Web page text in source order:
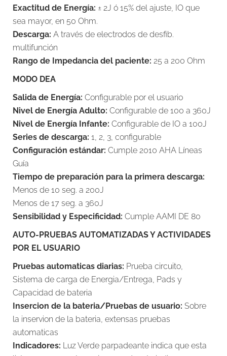
Exactitud de Energía: ± 2J ó 15% del ajuste, IO que
sea mayor, en 50 Ohm.
Descarga: A través de electrodos de desfib.
multifunción
Rango de Impedancia del paciente: 25 a 200 Ohm
MODO DEA
Salida de Energía: Configurable por el usuario
Nivel de Energía Adulto: Configurable de 100 a 360J
Nivel de Energía Infante: Configurable de IO a 100J
Series de descarga: 1, 2, 3, configurable
Configuración estándar: Cumple 2010 AHA Líneas
Guía
Tiempo de preparación para la primera descarga:
Menos de 10 seg. a 200J
Menos de 17 seg. a 360J
Sensibilidad y Especificidad: Cumple AAMI DE 80
AUTO-PRUEBAS AUTOMATIZADAS Y ACTIVIDADES
POR EL USUARIO
Pruebas automaticas diarias: Prueba circuito,
Sistema de carga de Energia/Entrega, Pads y
Capacidad de bateria
Insercion de la bateria/Pruebas de usuario: Sobre
la inservion de la bateria, extensas pruebas
automaticas
Indicadores: Luz Verde parpadeante indica que esta